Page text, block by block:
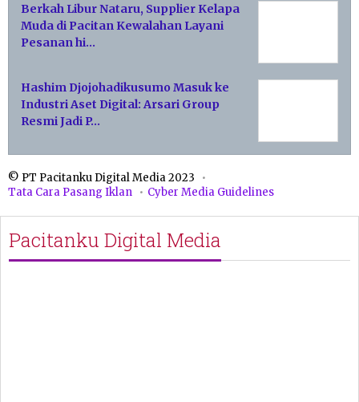
Berkah Libur Nataru, Supplier Kelapa
Muda di Pacitan Kewalahan Layani
Pesanan hi…
Hashim Djojohadikusumo Masuk ke
Industri Aset Digital: Arsari Group
Resmi Jadi P…
© PT Pacitanku Digital Media 2023
Tata Cara Pasang Iklan
Cyber Media Guidelines
Pacitanku Digital Media